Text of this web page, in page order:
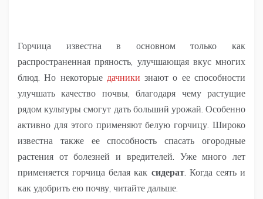
Горчица известна в основном только как
распространенная пряность, улучшающая вкус многих
блюд. Но некоторые дачники знают о ее способности
улучшать качество почвы, благодаря чему растущие
рядом культуры смогут дать больший урожай. Особенно
активно для этого применяют белую горчицу. Широко
известна также ее способность спасать огородные
растения от болезней и вредителей. Уже много лет
применяется горчица белая как сидерат. Когда сеять и
как удобрить ею почву, читайте дальше.